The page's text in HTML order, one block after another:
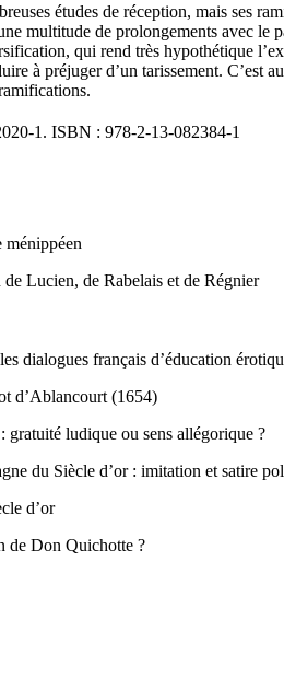
études de réception, mais ses
multitude de prolongements avec le
qui rend très hypothétique
à préjuger d’un tarissement.
1. ISBN : 978-2-13-082384-1
ménippéen
Lucien, de Rabelais et de Régnier
dialogues français d’éducation
d’Ablancourt (1654)
ludique ou sens allégorique ?
du Siècle d’or : imitation et satire
d’or
de Don Quichotte ?